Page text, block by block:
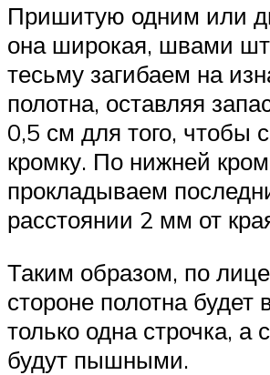
Пришитую одним или
она широкая, швами
тесьму загибаем на
полотна, оставляя
0,5 см для того, чтобы
кромку. По нижней
прокладываем
расстоянии 2 мм от
Таким образом, по
стороне полотна будет
только одна строчка, а
будут пышными.